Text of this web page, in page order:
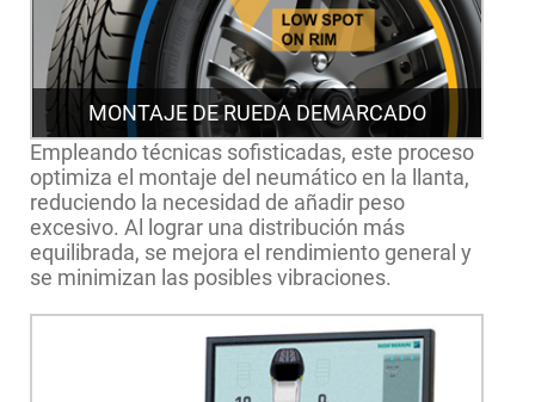
MONTAJE DE RUEDA DEMARCADO
Empleando técnicas sofisticadas, este proceso
optimiza el montaje del neumático en la llanta,
reduciendo la necesidad de añadir peso
excesivo. Al lograr una distribución más
equilibrada, se mejora el rendimiento general y
se minimizan las posibles vibraciones.